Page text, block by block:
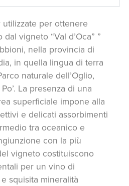
per ottenere
vigneto “Val d’Oca” ”
nella provincia di
in quella lingua di terra
naturale dell’Oglio,
La presenza di una
superficiale impone alla
e delicati assorbimenti
tra oceanico e
con la più
vigneto costituiscono
per un vino di
squisita mineralità